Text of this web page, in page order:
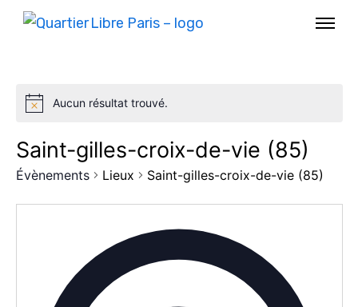
Aucun résultat trouvé.
Saint-gilles-croix-de-vie (85)
Évènements Lieux Saint-gilles-croix-de-vie (85)